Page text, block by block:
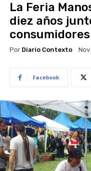
La Feria
diez años
Por Diario Contexto Nov
Facebook